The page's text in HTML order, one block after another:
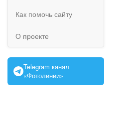
Как помочь сайту
О проекте
Telegram канал
«Фотолинии»